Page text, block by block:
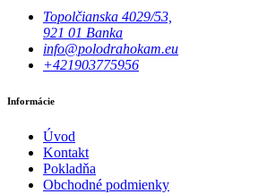
Topolčianska 4029/53,
921 01 Banka
info@polodrahokam.eu
+421903775956
Informácie
Úvod
Kontakt
Pokladňa
Obchodné podmienky